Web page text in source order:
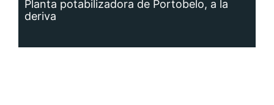
Planta potabilizadora de Portobelo, a la
deriva